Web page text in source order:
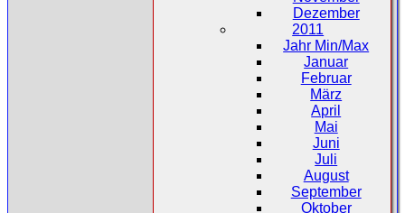
Dezember
2011
Jahr Min/Max
Januar
Februar
März
April
Mai
Juni
Juli
August
September
Oktober